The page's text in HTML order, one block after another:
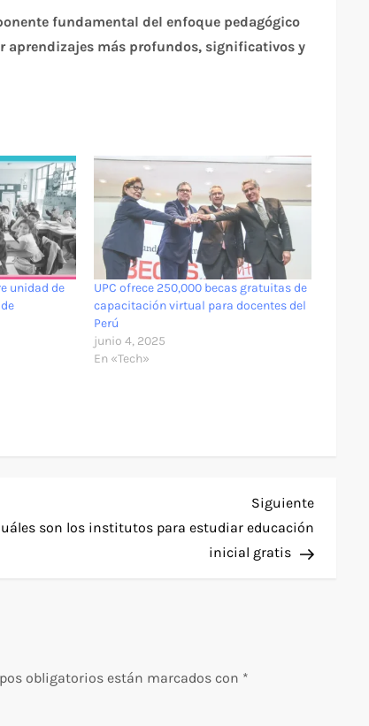
fundamental del enfoque pedagógico
aprendizajes más profundos, significativos y
unidad de
UPC ofrece 250,000 becas gratuitas de
capacitación virtual para docentes del
Perú
junio 4, 2025
En «Tech»
Siguiente
entrada
Siguiente
son los institutos para estudiar educación
inicial gratis
obligatorios están marcados con *